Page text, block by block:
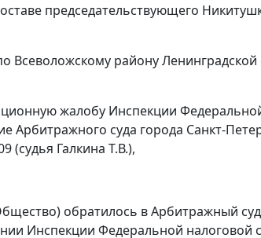
председательствующего
Всеволожскому району
жалобу Инспекции
Арбитражного суда города Санкт-
(судья Галкина Т.В.),
обратилось в Арбитражный
Инспекции Федеральной налоговой